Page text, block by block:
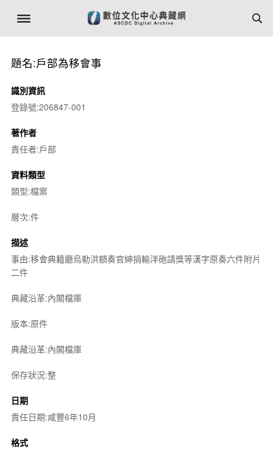
題名:戶部為移會事
識別資訊
登錄號:206847-001
著作者
責任者:戶部
資料類型
類型:檔案
層次:件
描述
事由:移會典籍廳烏勒洪額奏官紳捐輸洋砲請獎等漢字原奏六件附片
二件
典藏沿革:內閣檔庫
版本:原件
典藏沿革:內閣檔庫
保存狀況:整
日期
責任日期:咸豐6年10月
格式